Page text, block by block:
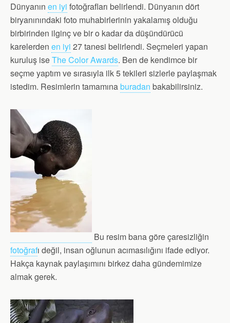
Dünyanın en iyi fotoğrafları belirlendi. Dünyanın dört
biryanınındaki foto muhabirlerinin yakalamış olduğu
birbirinden ilginç ve bir o kadar da düşündürücü
karelerden en iyi 27 tanesi belirlendi. Seçmeleri yapan
kuruluş iseThe Color Awards. Ben de kendimce bir
seçme yaptım ve sırasıyla ilk 5 tekileri sizlerle paylaşmak
istedim. Resimlerin tamamınaburadan bakabilirsiniz.
Bu resim bana göre çaresizliğin
fotoğrafı değil, insan oğlunun acımasılığını ifade ediyor.
Hakça kaynak paylaşımını birkez daha gündemimize
almak gerek.